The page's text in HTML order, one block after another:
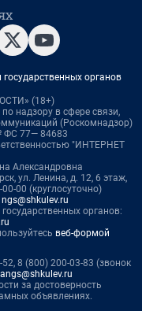
органов
(18+)
надзору в сфере связи,
(Роскомнадзор)
ФС 77— 84683
"ИНТЕРНЕТ
Александровна
ул. Ленина, д. 12, 6 этаж,
00 (круглосуточно)
ngs@shkulev.ru
органов:
веб-формой
8 (800) 200-03-83 (звонок
за достоверность
объявлениях.